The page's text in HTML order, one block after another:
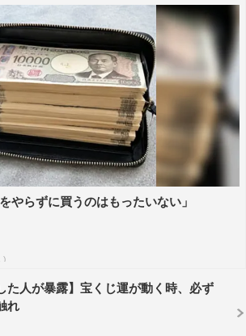
三島に対し強く当たってしまう、バス
スのムードメーカー・夢野太郎。藤本
れた第35回ジュノン・スーパーボー
ランプリを受賞し、2024年3月公開の
ー」（松竹配給）で初の映画出演。現
兵衛物語～浮世はつらいよ～』
演している。
ント
やらずに買うのはもったいない」
)
た人が暴露】宝くじ運が動く時、必ず
れ